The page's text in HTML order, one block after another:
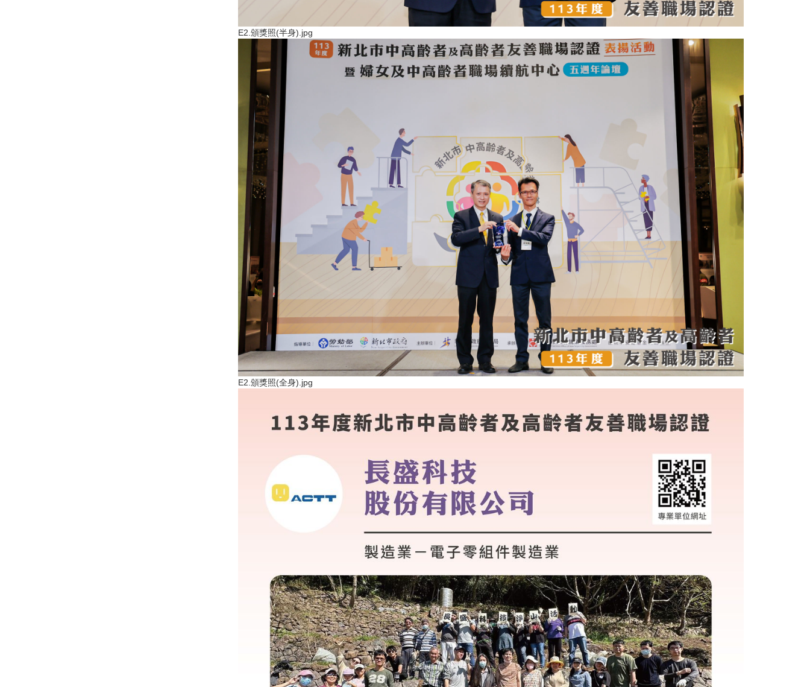
E2.頒獎照(半身).jpg
E2.頒獎照(全身).jpg